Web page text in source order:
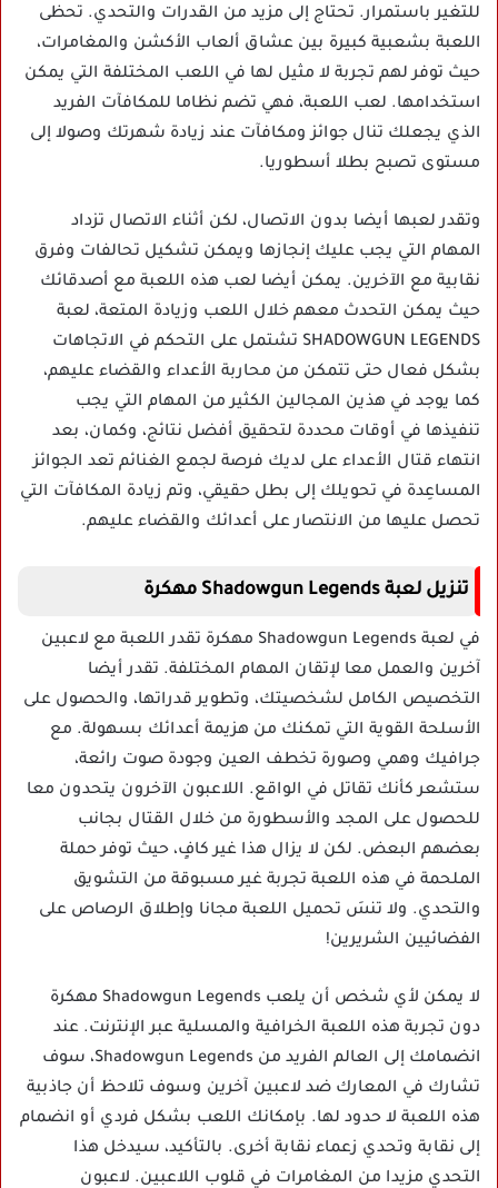
للتغير باستمرار. تحتاج إلى مزيد من القدرات والتحدي. تحظى
اللعبة بشعبية كبيرة بين عشاق ألعاب الأكشن والمغامرات،
حيث توفر لهم تجربة لا مثيل لها في اللعب المختلفة التي يمكن
استخدامها. لعب اللعبة، فهي تضم نظاما للمكافآت الفريد
الذي يجعلك تنال جوائز ومكافآت عند زيادة شهرتك وصولا إلى
مستوى تصبح بطلا أسطوريا.
وتقدر لعبها أيضا بدون الاتصال، لكن أثناء الاتصال تزداد
المهام التي يجب عليك إنجازها ويمكن تشكيل تحالفات وفرق
نقابية مع الآخرين. يمكن أيضا لعب هذه اللعبة مع أصدقائك
حيث يمكن التحدث معهم خلال اللعب وزيادة المتعة، لعبة
SHADOWGUN LEGENDS تشتمل على التحكم في الاتجاهات
بشكل فعال حتى تتمكن من محاربة الأعداء والقضاء عليهم،
كما يوجد في هذين المجالين الكثير من المهام التي يجب
تنفيذها في أوقات محددة لتحقيق أفضل نتائج، وكمان، بعد
انتهاء قتال الأعداء على لديك فرصة لجمع الغنائم تعد الجوائز
المساعِدة في تحويلك إلى بطل حقيقي، وتم زيادة المكافآت التي
تحصل عليها من الانتصار على أعدائك والقضاء عليهم.
تنزيل لعبة Shadowgun Legends مهكرة
في لعبة Shadowgun Legends مهكرة تقدر اللعبة مع لاعبين
آخرين والعمل معا لإتقان المهام المختلفة. تقدر أيضا
التخصيص الكامل لشخصيتك، وتطوير قدراتها، والحصول على
الأسلحة القوية التي تمكنك من هزيمة أعدائك بسهولة. مع
جرافيك وهمي وصورة تخطف العين وجودة صوت رائعة،
ستشعر كأنك تقاتل في الواقع. اللاعبون الآخرون يتحدون معا
للحصول على المجد والأسطورة من خلال القتال بجانب
بعضهم البعض. لكن لا يزال هذا غير كافٍ، حيث توفر حملة
الملحمة في هذه اللعبة تجربة غير مسبوقة من التشويق
والتحدي. ولا تنسَ تحميل اللعبة مجانا وإطلاق الرصاص على
الفضائيين الشريرين!
لا يمكن لأي شخص أن يلعب Shadowgun Legends مهكرة
دون تجربة هذه اللعبة الخرافية والمسلية عبر الإنترنت. عند
انضمامك إلى العالم الفريد من Shadowgun Legends، سوف
تشارك في المعارك ضد لاعبين آخرين وسوف تلاحظ أن جاذبية
هذه اللعبة لا حدود لها. بإمكانك اللعب بشكل فردي أو انضمام
إلى نقابة وتحدي زعماء نقابة أخرى. بالتأكيد، سيدخل هذا
التحدي مزيدا من المغامرات في قلوب اللاعبين. لاعبون